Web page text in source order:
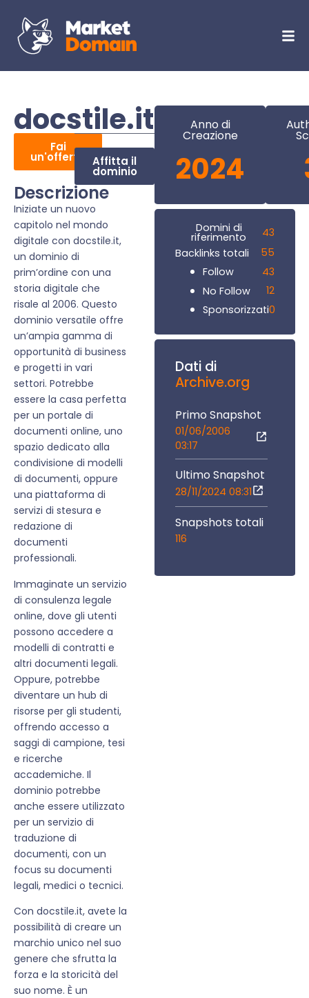
docstile.it
Fai
un'offerta Affitta il
dominio
Descrizione
Iniziate un nuovo
capitolo nel mondo
digitale con docstile.it,
un dominio di
prim’ordine con una
storia digitale che
risale al 2006. Questo
dominio versatile offre
un’ampia gamma di
opportunità di business
e progetti in vari
settori. Potrebbe
essere la casa perfetta
per un portale di
documenti online, uno
spazio dedicato alla
condivisione di modelli
di documenti, oppure
una piattaforma di
servizi di stesura e
redazione di
documenti
professionali.
Immaginate un servizio
di consulenza legale
online, dove gli utenti
possono accedere a
modelli di contratti e
altri documenti legali.
Oppure, potrebbe
diventare un hub di
risorse per gli studenti,
offrendo accesso a
saggi di campione, tesi
e ricerche
accademiche. Il
dominio potrebbe
anche essere utilizzato
per un servizio di
traduzione di
documenti, con un
focus su documenti
legali, medici o tecnici.
Con docstile.it, avete la
possibilità di creare un
marchio unico nel suo
genere che sfrutta la
forza e la storicità del
suo nome. È un
Anno di
Creazione
2024
Domini di
riferimento
43
Backlinks totali
55
Follow
43
No Follow
12
Sponsorizzati0
Dati di
Archive.org
Primo Snapshot
01/06/2006
03:17
Ultimo Snapshot
28/11/2024 08:31
Snapshots totali
116